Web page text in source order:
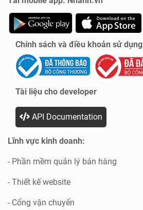
Chính sách và điều khoản sử dụng
Tài liệu cho developer
API Documentation
Lĩnh vực kinh doanh:
- Phần mềm quản lý bán hàng
- Thiết kế website
- Cổng vận chuyển